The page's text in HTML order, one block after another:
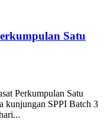
Satu
Perkumpulan Satu
kunjungan SPPI Batch 3